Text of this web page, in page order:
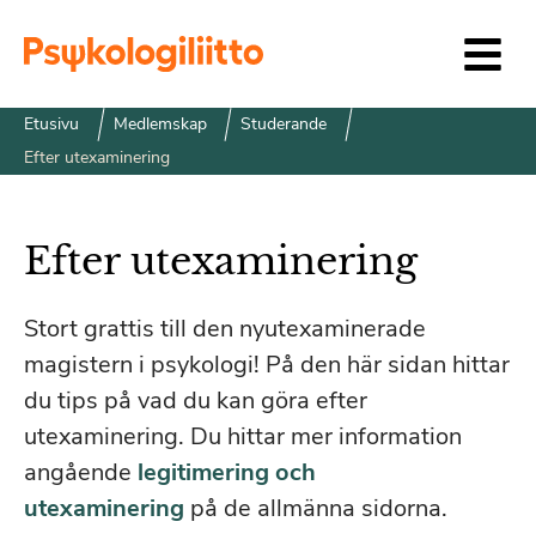
Etusivu Medlemskap
Studerande
Efter utexaminering
Efter utexaminering
Stort grattis till den nyutexaminerade
magistern i psykologi! På den här sidan hittar
du tips på vad du kan göra efter
utexaminering. Du hittar mer information
angående legitimering och
utexaminering på de allmänna sidorna.